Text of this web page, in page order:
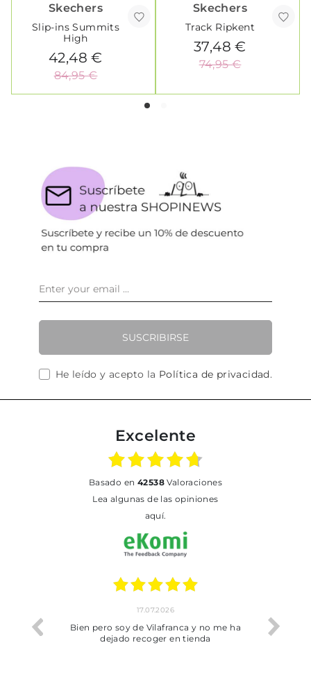
Skechers
Slip-ins Summits
High
42,48 €
84,95 €
Skechers
Track Ripkent
37,48 €
74,95 €
SUSCRIBIRSE
He leído y acepto la Política de privacidad.
Excelente
basado en 42538Valoraciones
Lea algunas de las opiniones
aquí.
trobat
17.07.2026
Bien pero soy de Vilafranca y no me ha
dejado recoger en tienda